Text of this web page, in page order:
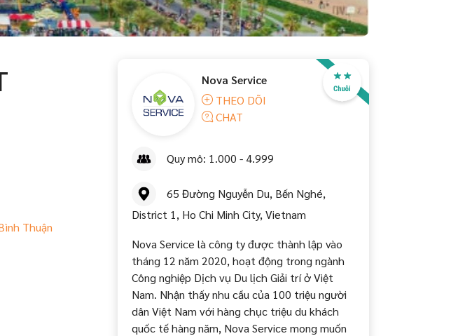
Thuận
Nova Service
THEO DÕI
CHAT
Quy mô: 1.000 - 4.999
65 Đường Nguyễn Du, Bến Nghé,
District 1, Ho Chi Minh City, Vietnam
Nova Service là công ty được thành lập vào
tháng 12 năm 2020, hoạt động trong ngành
Công nghiệp Dịch vụ Du lịch Giải trí ở Việt
Nam. Nhận thấy nhu cầu của 100 triệu người
dân Việt Nam với hàng chục triệu du khách
quốc tế hàng năm, Nova Service mong muốn